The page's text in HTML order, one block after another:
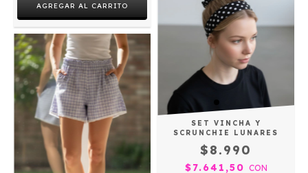
SET VINCHA Y
SCRUNCHIE LUNARES
$8.990
$7.641,50 CON